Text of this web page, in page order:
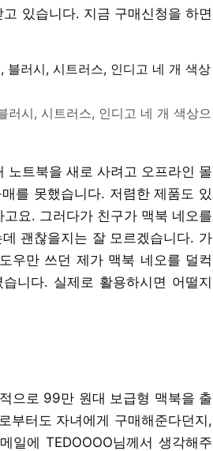
있습니다. 지금 구매신청을 하면
러시, 시트러스, 인디고 네 개 색상으
노트북을 새로 사려고 오프라인 몰
를 못했습니다. 저렴한 제품도 있
요. 그러다가 친구가 맥북 네오를
괜찮을지는 잘 모르겠습니다. 가
우만 쓰던 제가 맥북 네오를 덜컥
니다. 실제로 활용하시면 어떨지
으로 99만 원대 보급형 맥북을 출
부터도 자녀에게 구매해준다던지,
일에 TEDOOOO님께서 생각해주